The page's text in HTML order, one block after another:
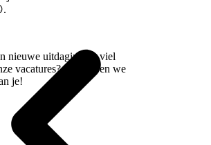
nieuwe uitdaging en viel
vacatures? Dan horen we
je!